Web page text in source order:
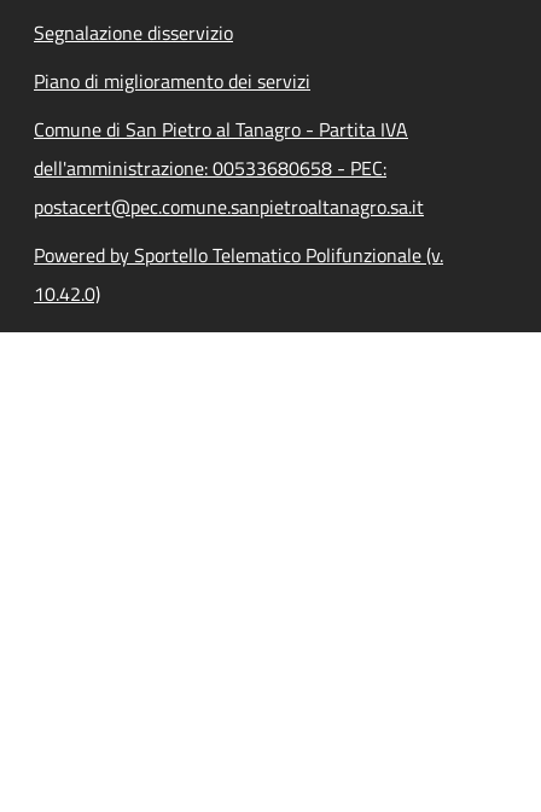
Segnalazione disservizio
Piano di miglioramento dei servizi
Comune di San Pietro al Tanagro - Partita IVA
dell'amministrazione: 00533680658 - PEC:
postacert@pec.comune.sanpietroaltanagro.sa.it
Powered by Sportello Telematico Polifunzionale (v.
10.42.0)